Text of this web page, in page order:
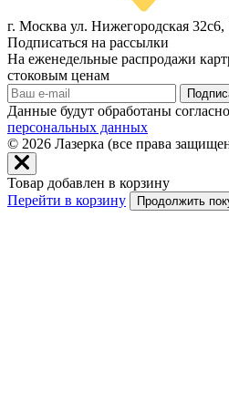
г. Москва ул. Нижегородская
Подписаться на рассылки
На еженедельные распродажи
стоковым ценам
Данные будут обработаны согласно
персональных данных
© 2026 Лазерка (все права
Товар добавлен в корзину
Перейти в корзину
Продолжить